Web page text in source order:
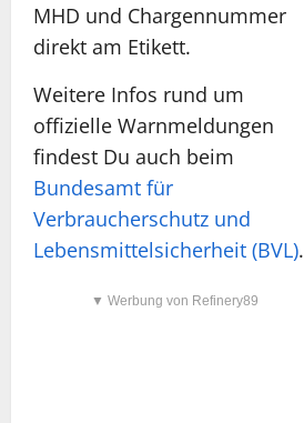
MHD und Chargennummer
direkt am Etikett.
Weitere Infos rund um
offizielle Warnmeldungen
findest Du auch beim
Bundesamt für
Verbraucherschutz und
Lebensmittelsicherheit (BVL).
▼ Werbung von Refinery89